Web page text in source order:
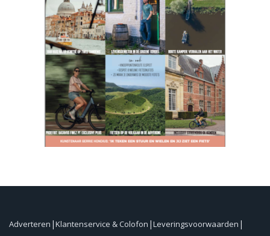
Adverteren Klantenservice & Colofon Leveringsvoorwaarden